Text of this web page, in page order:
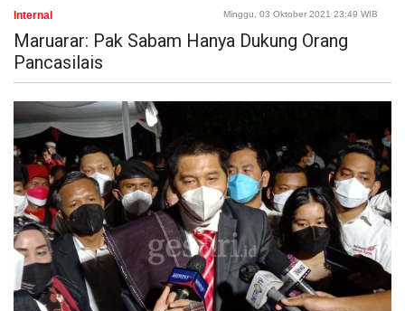
Internal Minggu, 03 Oktober 2021 23:49 WIB
Maruarar: Pak Sabam Hanya Dukung Orang
Pancasilais